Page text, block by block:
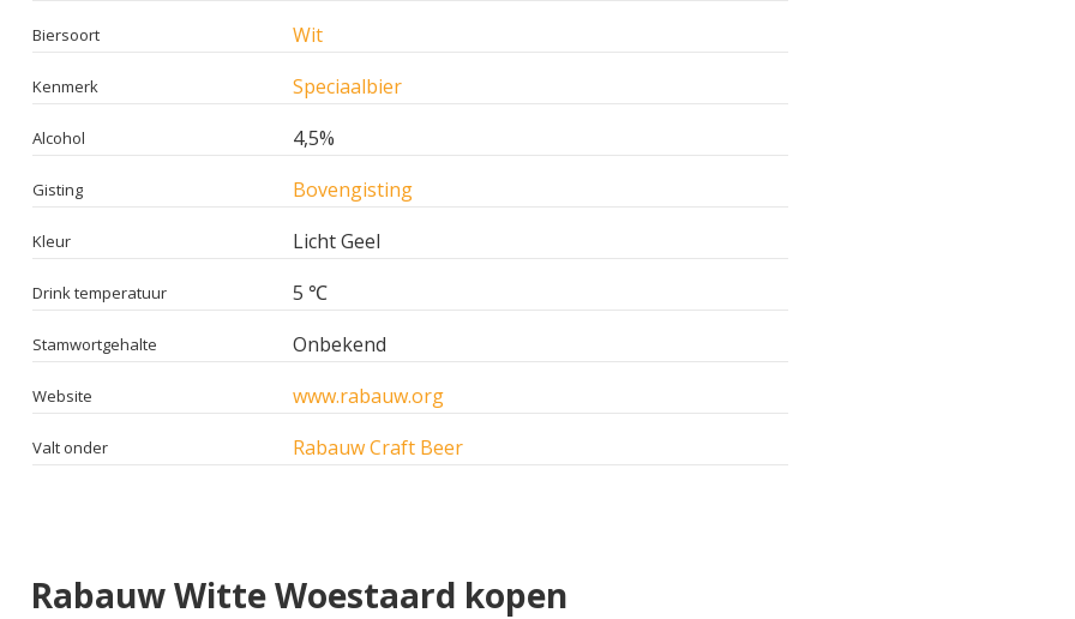
Biersoort Wit
Kenmerk Speciaalbier
Alcohol 4,5%
Gisting Bovengisting
Kleur Licht Geel
Drink temperatuur 5 ℃
Stamwortgehalte Onbekend
Website www.rabauw.org
Valt onder Rabauw Craft Beer
Rabauw Witte Woestaard kopen